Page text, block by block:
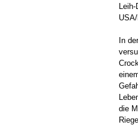
Leih-
In
die